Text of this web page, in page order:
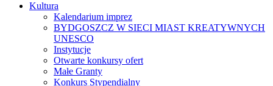
Kultura
Kalendarium imprez
BYDGOSZCZ W SIECI MIAST KREATYWNYCH
UNESCO
Instytucje
Otwarte konkursy ofert
Małe Granty
Konkurs Stypendialny